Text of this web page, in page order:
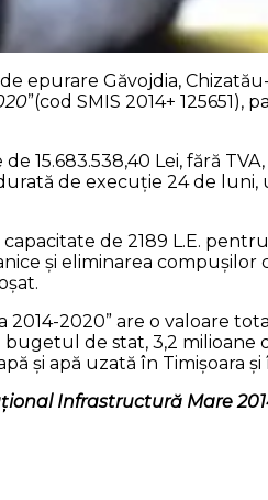
epurare Găvojdia,
”(cod SMIS 2014+
15.683.538,40 Lei, fără
durată de execuție 24 de
de 2189 L.E.
și eliminarea
2020” are o valoare
de stat, 3,2 milioane
și apă uzată în Timișoara
Infrastructură Mare